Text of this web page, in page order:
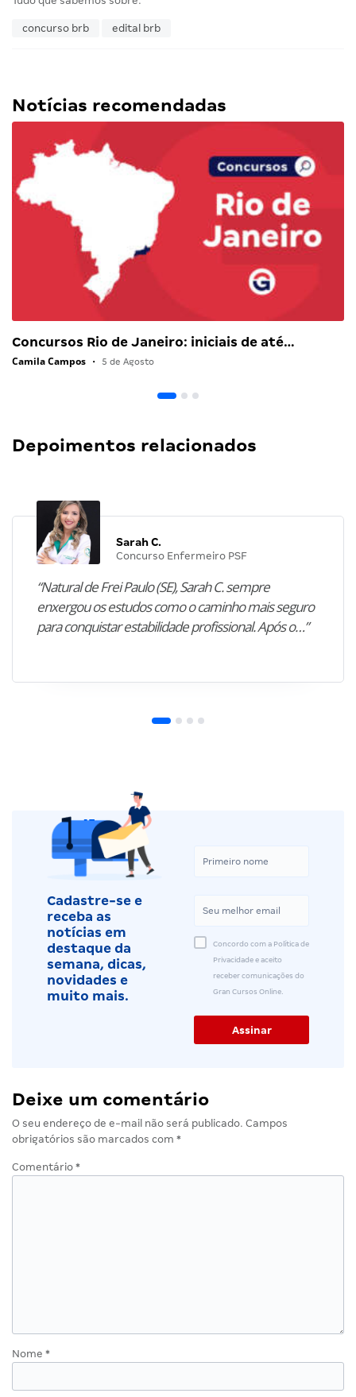
concurso brb edital brb
Notícias recomendadas
Concursos Rio de Janeiro: iniciais de até…
Camila Campos • 5 de Agosto
Depoimentos relacionados
Sarah C.
Concurso Enfermeiro PSF
“Natural de Frei Paulo (SE), Sarah C. sempre
enxergou os estudos como o caminho mais seguro
para conquistar estabilidade profissional. Após o…”
Cadastre-se e
receba as
notícias em
destaque da
semana, dicas,
novidades e
muito mais.
Concordo com a Política de
Privacidade e aceito
receber comunicações do
Gran Cursos Online.
Deixe um comentário
O seu endereço de e-mail não será publicado. Campos
obrigatórios são marcados com *
Comentário *
Nome *